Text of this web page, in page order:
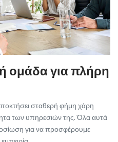
ομάδα για πλήρη
σταθερή φήμη χάρη
των υπηρεσιών της. Όλα αυτά
για να προσφέρουμε